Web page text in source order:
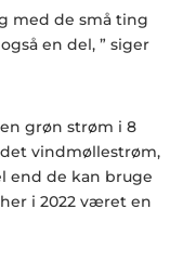
med de små ting
en del, ” siger
grøn strøm i 8
vindmøllestrøm,
end de kan bruge
i 2022 været en